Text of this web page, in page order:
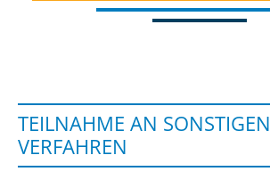
TEILNAHME AN SONSTIGEN
VERFAHREN